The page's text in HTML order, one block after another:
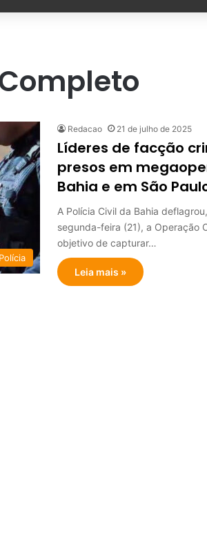
Polícia
Redacao 21 de julho de 2025
Líderes de facção
presos em
Bahia e em São
A Polícia Civil da Bahia
segunda-feira (21), a Operação
objetivo de capturar…
Leia mais »